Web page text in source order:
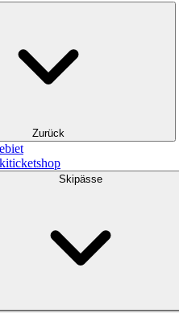
Zurück
Skipässe